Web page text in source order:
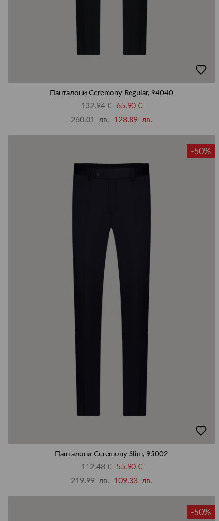
в
Панталони Ceremony Regular, 94040
132.94 €
65.90 €
260.01 лв. 128.89 лв.
-50%
в
Панталони Ceremony Slim, 95002
112.48 €
55.90 €
219.99 лв. 109.33 лв.
-50%